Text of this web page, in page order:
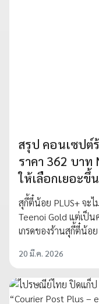
สรุป คอนเซปต์
ราคา 362 บา
ให้เลือกเยอะขึ้น
สุกี้ตี๋น้อย PLUS+ จะ
Teenoi Gold แต่เป็
เกรดของร้านสุกี้ตี๋น้อย
20 มี.ค. 2026